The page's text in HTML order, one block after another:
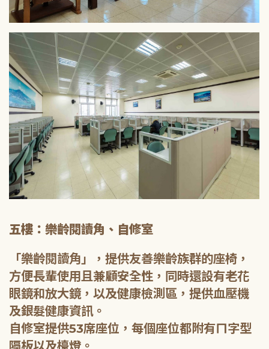
五樓：樂齡閱讀角、自修室
「樂齡閱讀角」，提供友善樂齡族群的座椅，
方便長輩使用且兼顧安全性，同時還設有老花
眼鏡和放大鏡，以及健康檢測區，提供血壓機
及銀髮健康資訊。
自修室提供53席座位，每個座位都附有ㄇ字型